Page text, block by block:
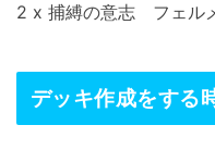
2 x 捕縛の意志 フェル
デッキ作成をする